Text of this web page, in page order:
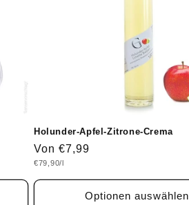
Holunder-Apfel-Zitrone-Crema
Normaler
Preis
Von €7,99
Grundpreis
€79,90/l
Optionen auswählen